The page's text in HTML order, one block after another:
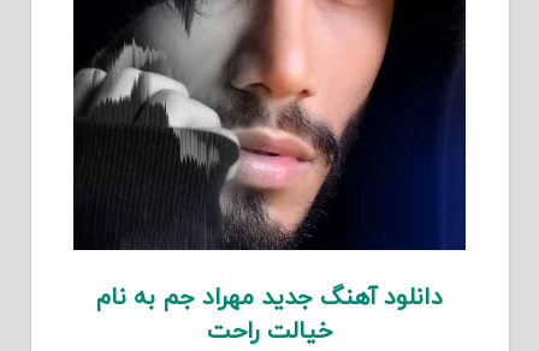
دانلود آهنگ جدید مهراد جم به نام
خیالت راحت